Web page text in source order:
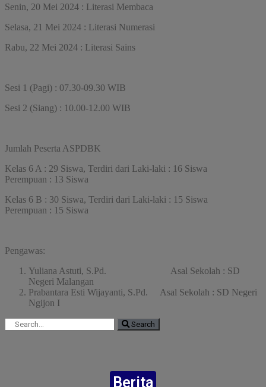
Senin, 20 Mei 2024 : Literasi Membaca
Selasa, 21 Mei 2024 : Literasi Numerasi
Rabu, 22 Mei 2024 : Literasi Sains
Sesi 1 (Pagi) : 07.30-09.30 WIB
Sesi 2 (Siang) : 10.00-12.00 WIB
Jumlah Peserta ASPDBK
Kelas 6 A : 29 Siswa, Terdiri dari Laki-laki : 16 Siswa
Perempuan : 13 Siswa
Kelas 6 B : 30 Siswa, Terdiri dari Laki-laki : 15 Siswa
Perempuan : 15 Siswa
Pengawas:
Yuliana Astuti, S.Pd. Asal Sekolah : SD
Negeri Malangan
Prabantara Esti Wijayanti, S.Pd. Asal Sekolah : SD Negeri
Ngijon I
Search
Berita